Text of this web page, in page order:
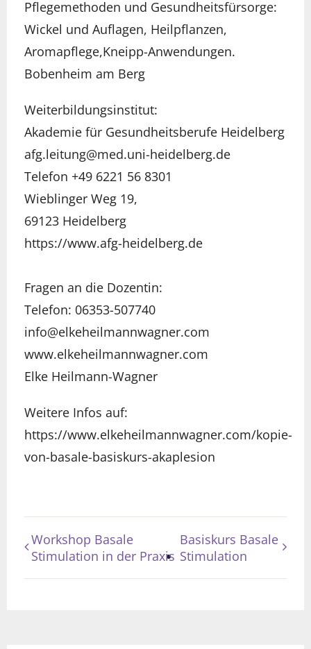
Pflegemethoden und Gesundheitsfürsorge:
Wickel und Auflagen, Heilpflanzen,
Aromapflege,Kneipp-Anwendungen.
Bobenheim am Berg
Weiterbildungsinstitut:
Akademie für Gesundheitsberufe Heidelberg
afg.leitung@med.uni-heidelberg.de
Telefon +49 6221 56 8301
Wieblinger Weg 19,
69123 Heidelberg​
https://www.afg-heidelberg.de
Fragen an die Dozentin:
Telefon: 06353-507740
info@elkeheilmannwagner.com
www.elkeheilmannwagner.com
Elke Heilmann-Wagner
Weitere Infos auf:
https://www.elkeheilmannwagner.com/kopie-
von-basale-basiskurs-akaplesion
Workshop Basale
Stimulation in der Praxis
Basiskurs Basale
Stimulation